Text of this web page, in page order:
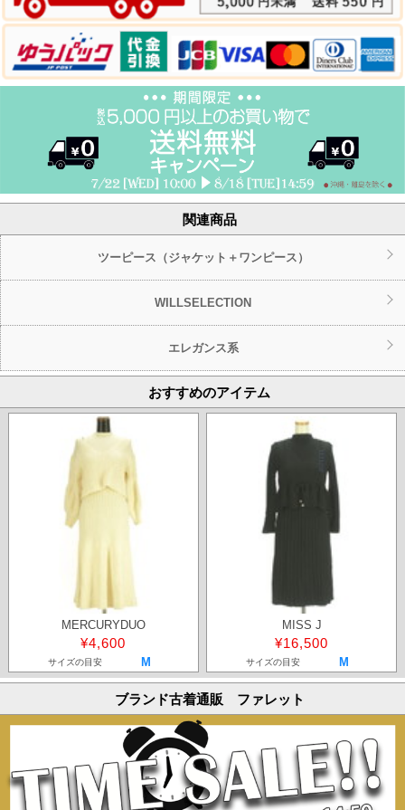
関連商品
ツーピース（ジャケット＋ワンピース）
WILLSELECTION
エレガンス系
おすすめのアイテム
MERCURYDUO
¥4,600
サイズの目安 M
MISS J
¥16,500
サイズの目安 M
ブランド古着通販 ファレット